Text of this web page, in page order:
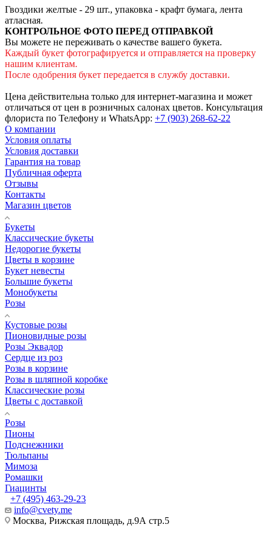
Гвоздики желтые - 29 шт., упаковка - крафт бумага, лента
атласная.
КОНТРОЛЬНОЕ ФОТО ПЕРЕД ОТПРАВКОЙ
Вы можете не переживать о качестве вашего букета.
Каждый букет фотографируется и отправляется на проверку
нашим клиентам.
После одобрения букет передается в службу доставки.
Цена действительна только для интернет-магазина и может
отличаться от цен в розничных салонах цветов. Консультация
флориста по Телефону и WhatsApp: +7 (903) 268-62-22
О компании
Условия оплаты
Условия доставки
Гарантия на товар
Публичная оферта
Отзывы
Контакты
Магазин цветов
Букеты
Классические букеты
Недорогие букеты
Цветы в корзине
Букет невесты
Большие букеты
Монобукеты
Розы
Кустовые розы
Пионовидные розы
Розы Эквадор
Сердце из роз
Розы в корзине
Розы в шляпной коробке
Классические розы
Цветы с доставкой
Розы
Пионы
Подснежники
Тюльпаны
Мимоза
Ромашки
Гиацинты
+7 (495) 463-29-23
info@cvety.me
Москва, Рижская площадь, д.9А стр.5